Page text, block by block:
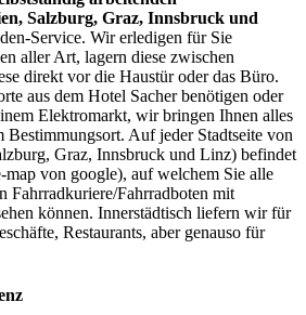
Salzburg, Graz, Innsbruck und
Service. Wir erledigen für Sie
aller Art, lagern diese zwischen
direkt vor die Haustür oder das Büro.
aus dem Hotel Sacher benötigen oder
Elektromarkt, wir bringen Ihnen alles
Bestimmungsort. Auf jeder Stadtseite von
Graz, Innsbruck und Linz) befindet
von google), auf welchem Sie alle
Fahrradkuriere/Fahrradboten mit
können. Innerstädtisch liefern wir für
Restaurants, aber genauso für